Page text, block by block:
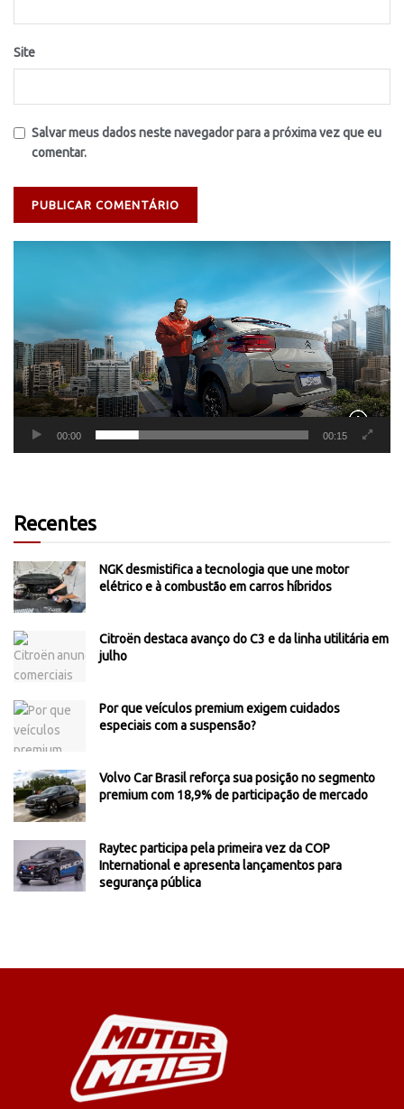
Site
Salvar meus dados neste navegador para a próxima vez que eu
comentar.
00:00 00:15
Recentes
NGK desmistifica a tecnologia que une motor
elétrico e à combustão em carros híbridos
Citroën destaca avanço do C3 e da linha utilitária em
julho
Por que veículos premium exigem cuidados
especiais com a suspensão?
Volvo Car Brasil reforça sua posição no segmento
premium com 18,9% de participação de mercado
Raytec participa pela primeira vez da COP
International e apresenta lançamentos para
segurança pública